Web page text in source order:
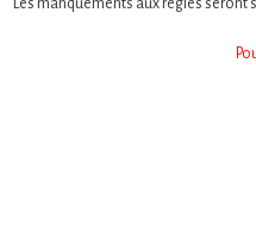
Les manquements aux règles